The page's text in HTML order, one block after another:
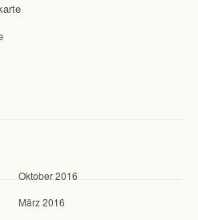
Oktober 2016
März 2016